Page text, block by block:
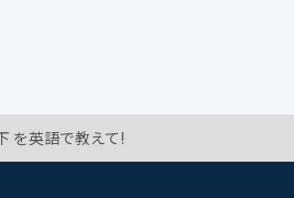
を英語で教えて!